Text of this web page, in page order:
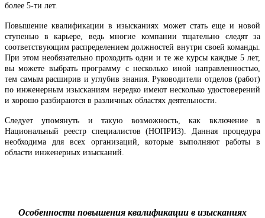
более 5-ти лет.
Повышение квалификации в изысканиях может стать еще и новой
ступенью в карьере, ведь многие компании тщательно следят за
соответствующим распределением должностей внутри своей команды.
При этом необязательно проходить одни и те же курсы каждые 5 лет,
вы можете выбрать программу с несколько иной направленностью,
тем самым расширив и углубив знания. Руководители отделов (работ)
по инженерным изысканиям нередко имеют несколько удостоверений
и хорошо разбираются в различных областях деятельности.
Следует упомянуть и такую возможность, как включение в
Национальный реестр специалистов (НОПРИЗ). Данная процедура
необходима для всех организаций, которые выполняют работы в
области инженерных изысканий.
Особенности повышения квалификации в изысканиях